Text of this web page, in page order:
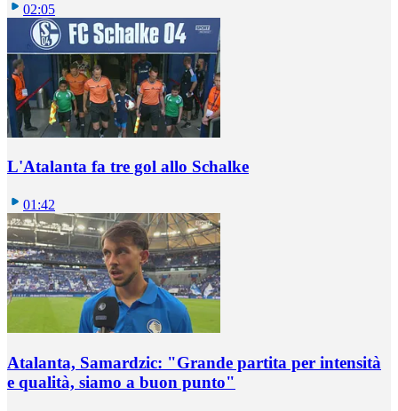
02:05
L'Atalanta fa tre gol allo Schalke
01:42
Atalanta, Samardzic: "Grande partita per intensità
e qualità, siamo a buon punto"